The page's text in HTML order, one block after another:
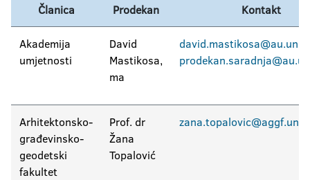
Članica Prodekan Kontakt
Akademija
umjetnosti
David
Mastikosa,
ma
Arhitektonsko-
građevinsko-
geodetski
fakultet
Prof. dr
Žana
Topalović